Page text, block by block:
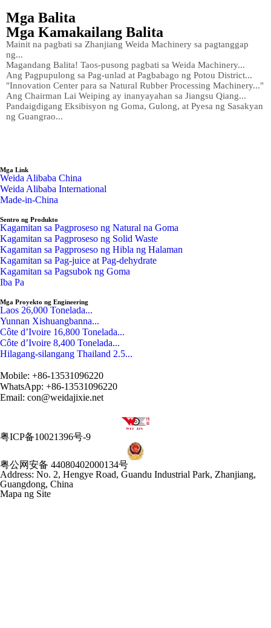
Mga Balita
Mga Kamakailang Balita
Mainit na pagbati sa Zhanjiang Weida Machinery sa pagtanggap
ng...
Magandang Balita! Taos-pusong pagbati sa Weida Machinery...
Ang Pagpupulong sa Pag-unlad at Pagbabago ng Potou District...
"Innovation Center para sa Natural Rubber Processing Machinery..."
Ang Chairman Lai Weiping ay inanyayahan sa Jiangsu Qiang...
Pandaigdigang Eksibisyon ng Goma, Gulong, at Pyesa ng Sasakyan
ng Guangrao...
Mga Link
Weida Alibaba China
Weida Alibaba International
Made-in-China
Sentro ng Produkto
Kagamitan sa Pagproseso ng Natural na Goma
Kagamitan sa Pagproseso ng Solid Waste
Kagamitan sa Pagproseso ng Hibla ng Halaman
Kagamitan sa Pag-juice at Pag-dehydrate
Kagamitan sa Pagsubok ng Goma
Iba Pa
Mga Proyekto ng Engineering
Laos 26,000 Tonelada...
Yunnan Xishuangbanna...
Côte d’Ivoire 16,800 Tonelada...
Côte d’Ivoire 8,400 Tonelada...
Hilagang-silangang Thailand 2.5...
Mobile: +86-13531096220
WhatsApp: +86-13531096220
Email: con@weidajixie.net
粤ICP备10021396号-9
粤公网安备 44080402000134号
Address: No. 2, Hengye Road, Guandu Industrial Park, Zhanjiang,
Guangdong, China
Mapa ng Site